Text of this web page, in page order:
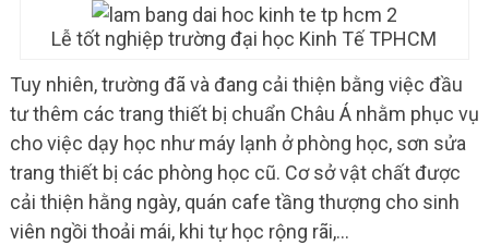
Lễ tốt nghiệp trường đại học Kinh Tế TPHCM
Tuy nhiên, trường đã và đang cải thiện bằng việc đầu
tư thêm các trang thiết bị chuẩn Châu Á nhằm phục vụ
cho việc dạy học như máy lạnh ở phòng học, sơn sửa
trang thiết bị các phòng học cũ. Cơ sở vật chất được
cải thiện hằng ngày, quán cafe tầng thượng cho sinh
viên ngồi thoải mái, khi tự học rộng rãi,…